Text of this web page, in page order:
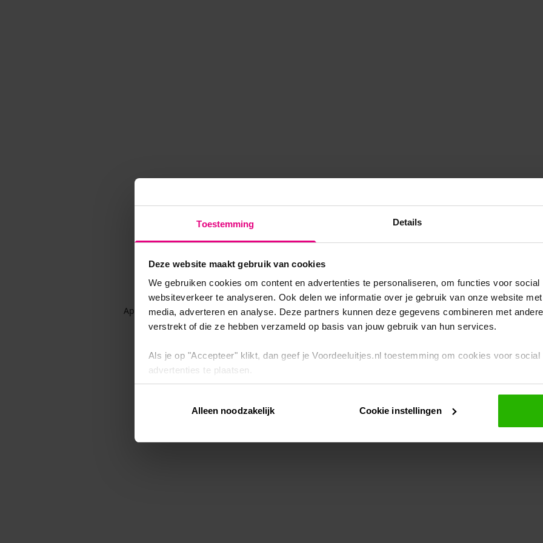
Toestemming Details
Deze website maakt gebruik van cookies
We gebruiken cookies om content en advertenties te personaliseren, om functies voor
websiteverkeer te analyseren. Ook delen we informatie over je gebruik van onze website
media, adverteren en analyse. Deze partners kunnen deze gegevens combineren met
verstrekt of die ze hebben verzameld op basis van jouw gebruik van hun services.
Als je op "Accepteer" klikt, dan geef je Voordeeluitjes.nl toestemming om cookies voor
advertenties te plaatsen.
Via "Cookie instellingen" kun je ook zelf instellen welke cookies worden geplaatst. Je kunt je
intrekken op onscookiebeleid.
Alleen noodzakelijk Cookie instellingen
Application error: a client-side exception has occurred while loadingwww.voordeeluitjes.nl (see the